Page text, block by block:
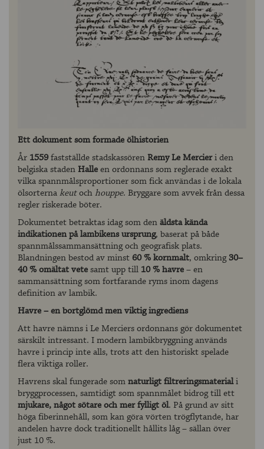
Ett dokument som formade ölhistorien
År 1559fastställde stadskassören Remy Le Mercieri den
belgiska staden Halleen ordonnans som reglerade exakt
vilka spannmålsproportioner som fick användas i de lokala
ölsorternakeutochhouppe. Bryggare som avvek från dessa
regler riskerade böter.
Dokumentet betraktas idag som denäldsta kända
indikationen på lambikens ursprung, baserat på både
spannmålssammansättning och geografisk plats.
Blandningen bestod av minst 60 % kornmalt, omkring30–
40 % omältat vetesamt upp till 10 % havre– en
sammansättning som fortfarande ryms inom dagens
definition av lambik.
Havre – en bortglömd men viktig ingrediens
Att havre nämns i Le Merciers ordonnans gör dokumentet
särskilt intressant. I modern lambikbryggning används
havre i princip inte alls, trots att den historiskt spelade
flera viktiga roller.
Havrens skal fungerade somnaturligt filtreringsmateriali
bryggprocessen, samtidigt som spannmålet bidrog till ett
mjukare, något sötare och mer fylligt öl. På grund av sitt
höga fiberinnehåll, som kan göra vörten trögflytande, har
andelen havre dock traditionellt hållits låg – sällan över
just 10 %.